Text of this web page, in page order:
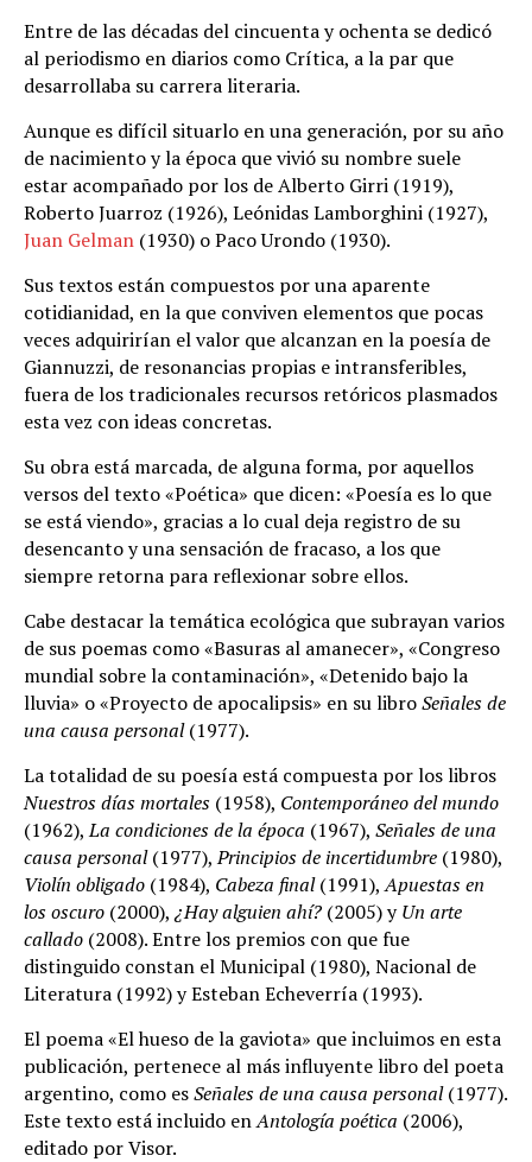
Entre de las décadas del cincuenta y ochenta se dedicó
al periodismo en diarios como Crítica, a la par que
desarrollaba su carrera literaria.
Aunque es difícil situarlo en una generación, por su año
de nacimiento y la época que vivió su nombre suele
estar acompañado por los de Alberto Girri (1919),
Roberto Juarroz (1926), Leónidas Lamborghini (1927),
Juan Gelman (1930) o Paco Urondo (1930).
Sus textos están compuestos por una aparente
cotidianidad, en la que conviven elementos que pocas
veces adquirirían el valor que alcanzan en la poesía de
Giannuzzi, de resonancias propias e intransferibles,
fuera de los tradicionales recursos retóricos plasmados
esta vez con ideas concretas.
Su obra está marcada, de alguna forma, por aquellos
versos del texto «Poética» que dicen: «Poesía es lo que
se está viendo», gracias a lo cual deja registro de su
desencanto y una sensación de fracaso, a los que
siempre retorna para reflexionar sobre ellos.
Cabe destacar la temática ecológica que subrayan varios
de sus poemas como «Basuras al amanecer», «Congreso
mundial sobre la contaminación», «Detenido bajo la
lluvia» o «Proyecto de apocalipsis» en su libroSeñales de
una causa personal(1977).
La totalidad de su poesía está compuesta por los libros
Nuestros días mortales (1958), Contemporáneo del mundo
(1962),La condiciones de la época (1967), Señales de una
causa personal(1977),Principios de incertidumbre (1980),
Violín obligado (1984), Cabeza final(1991),Apuestas en
los oscuro (2000), ¿Hay alguien ahí? (2005) yUn arte
callado (2008). Entre los premios con que fue
distinguido constan el Municipal (1980), Nacional de
Literatura (1992) y Esteban Echeverría (1993).
El poema «El hueso de la gaviota» que incluimos en esta
publicación, pertenece al más influyente libro del poeta
argentino, como esSeñales de una causa personal(1977).
Este texto está incluido enAntología poética (2006),
editado por Visor.